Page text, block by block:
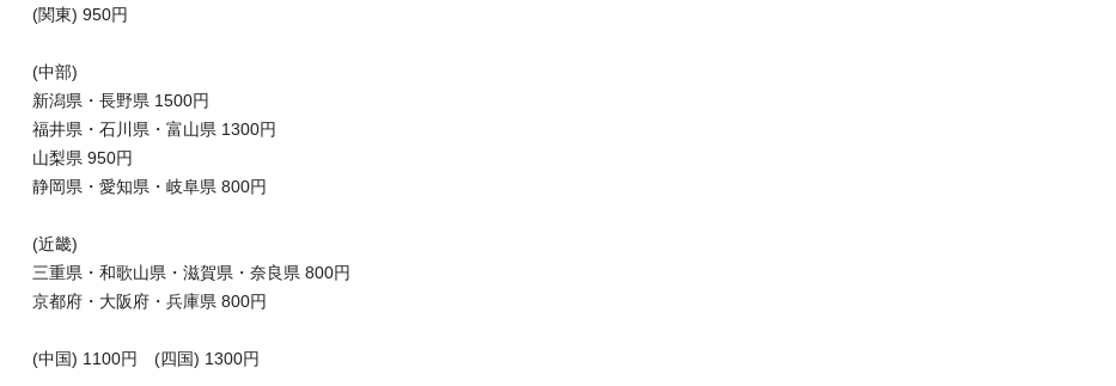
(関東) 950円
(中部)
新潟県・長野県 1500円
福井県・石川県・富山県 1300円
山梨県 950円
静岡県・愛知県・岐阜県 800円
(近畿)
三重県・和歌山県・滋賀県・奈良県 800円
京都府・大阪府・兵庫県 800円
(中国) 1100円 (四国) 1300円